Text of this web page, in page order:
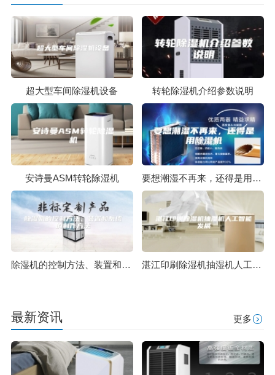
超大型车间除湿机设备 转轮除湿机介绍参数说明
安诗曼ASM转轮除湿机 要想潮湿不再来，还得是用除湿机
除湿机的控制方法、装置和系统的制作方法 湛江印刷除湿机抽湿机人工智能发展
最新资讯 更多